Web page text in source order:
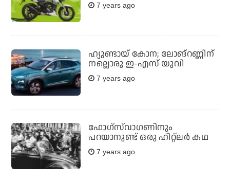
7 years ago
ഹ്യുണ്ടായ് കോന; ലോങ്‌റണ്ണിന്
നല്ലൊരു ഇ-എസ് യുവി
7 years ago
ഫോഗ്‌സ്‌വാഗണിനും
പറയാനുണ്ട് ഒരു ഹിറ്റ്‌ലര്‍ കഥ
7 years ago